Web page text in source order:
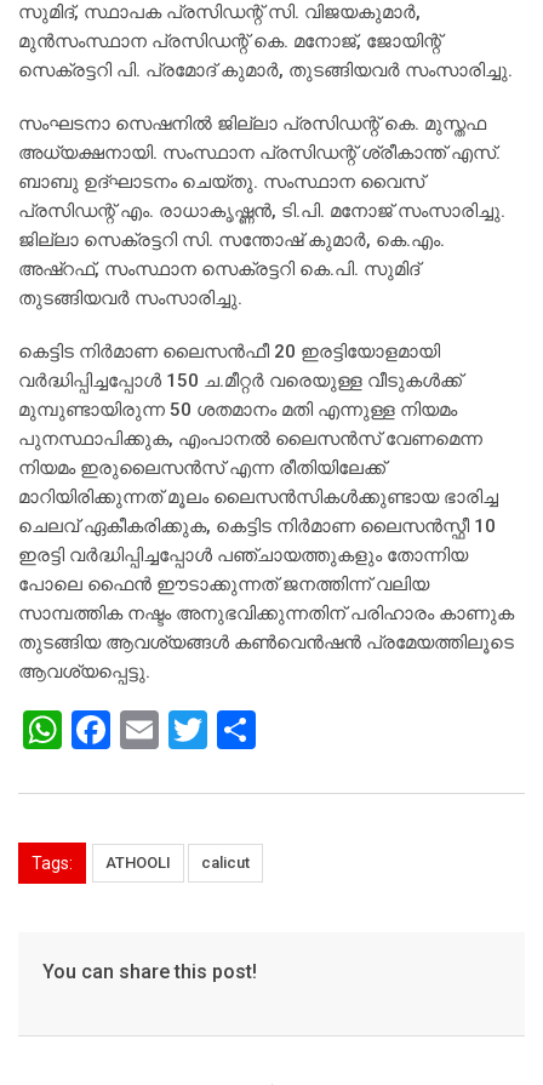
സുമിദ്, സ്ഥാപക പ്രസിഡന്റ് സി. വിജയകുമാര്‍,
മുന്‍സംസ്ഥാന പ്രസിഡന്റ് കെ. മനോജ്, ജോയിന്റ്
സെക്രട്ടറി പി. പ്രമോദ് കുമാര്‍, തുടങ്ങിയവര്‍ സംസാരിച്ചു.
സംഘടനാ സെഷനില്‍ ജില്ലാ പ്രസിഡന്റ് കെ. മുസ്തഫ
അധ്യക്ഷനായി. സംസ്ഥാന പ്രസിഡന്റ് ശ്രീകാന്ത് എസ്.
ബാബു ഉദ്ഘാടനം ചെയ്തു. സംസ്ഥാന വൈസ്
പ്രസിഡന്റ് എം. രാധാകൃഷ്ണന്‍, ടി.പി. മനോജ് സംസാരിച്ചു.
ജില്ലാ സെക്രട്ടറി സി. സന്തോഷ് കുമാര്‍, കെ.എം.
അഷ്‌റഫ്, സംസ്ഥാന സെക്രട്ടറി കെ.പി. സുമിദ്
തുടങ്ങിയവര്‍ സംസാരിച്ചു.
കെട്ടിട നിര്‍മാണ ലൈസന്‍ഫീ 20 ഇരട്ടിയോളമായി
വര്‍ദ്ധിപ്പിച്ചപ്പോള്‍ 150 ച.മീറ്റര്‍ വരെയുള്ള വീടുകള്‍ക്ക്
മുമ്പുണ്ടായിരുന്ന 50 ശതമാനം മതി എന്നുള്ള നിയമം
പുനസ്ഥാപിക്കുക, എംപാനല്‍ ലൈസന്‍സ് വേണമെന്ന
നിയമം ഇരുലൈസന്‍സ് എന്ന രീതിയിലേക്ക്
മാറിയിരിക്കുന്നത് മൂലം ലൈസന്‍സികള്‍ക്കുണ്ടായ ഭാരിച്ച
ചെലവ് ഏകീകരിക്കുക, കെട്ടിട നിര്‍മാണ ലൈസന്‍സ്ഫീ 10
ഇരട്ടി വര്‍ദ്ധിപ്പിച്ചപ്പോള്‍ പഞ്ചായത്തുകളും തോന്നിയ
പോലെ ഫൈന്‍ ഈടാക്കുന്നത് ജനത്തിന്ന് വലിയ
സാമ്പത്തിക നഷ്ടം അനുഭവിക്കുന്നതിന് പരിഹാരം കാണുക
തുടങ്ങിയ ആവശ്യങ്ങള്‍ കണ്‍വെന്‍ഷന്‍ പ്രമേയത്തിലൂടെ
ആവശ്യപ്പെട്ടു.
W
at
s
A
p
F
c
e
b
o
E
ai
l
T
tt
er
ar
e
Tags: ATHOOLI calicut
You can share this post!